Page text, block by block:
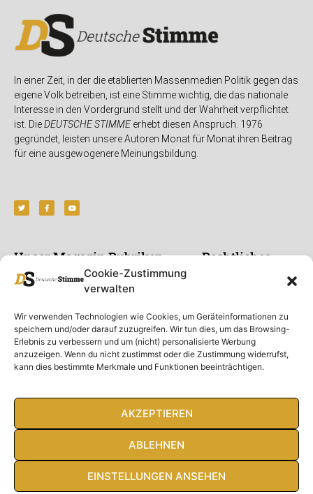
Cookie-Zustimmung
verwalten
Wir verwenden Technologien wie Cookies, um Geräteinformationen zu
speichern und/oder darauf zuzugreifen. Wir tun dies, um das Browsing-
Erlebnis zu verbessern und um (nicht) personalisierte Werbung
anzuzeigen. Wenn du nicht zustimmst oder die Zustimmung widerrufst,
kann dies bestimmte Merkmale und Funktionen beeinträchtigen.
AKZEPTIEREN
ABLEHNEN
EINSTELLUNGEN ANSEHEN
In einer Zeit, in der die etablierten Massenmedien Politik gegen das
eigene Volk betreiben, ist eine Stimme wichtig, die das nationale
Interesse in den Vordergrund stellt und der Wahrheit verpflichtet
ist. DieDEUTSCHE STIMMEerhebt diesen Anspruch. 1976
gegründet, leisten unsere Autoren Monat für Monat ihren Beitrag
für eine ausgewogenere Meinungsbildung.
Unser Magazin
Spenden
DS-TV
Abonnieren
Rundbrief
Über uns
Rubriken
Deutschland
Gespräch
Opposition
Panorama
Feuilleton
Rechtliches
Datenschutzerklärung
© Deutsche Stimme 2020. Alle Rechte vorbehalten